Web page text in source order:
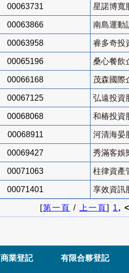
00063731 星諾博寬
00063866 南島運動
00063958 睿多奇投
00065196 桑心餐飲
00066168 茂森國際
00067125 弘遠投資
00068068 和椿投資
00068911 河清海晏
00069427 秀滿客娛
00071063 柱律資產
00071401 享效資訊
[第一頁 / 上一頁] 1,
商業登記 有限合夥登記